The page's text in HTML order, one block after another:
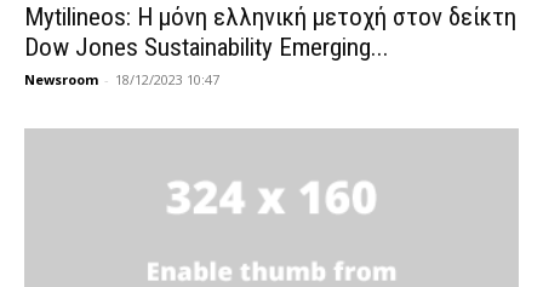
Mytilineos: Η μόνη ελληνική μετοχή στον δείκτη
Dow Jones Sustainability Emerging...
Newsroom - 18/12/2023 10:47